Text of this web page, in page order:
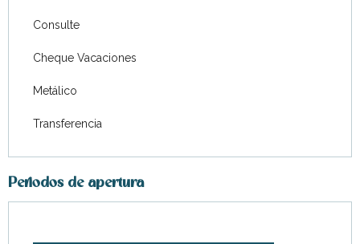
Consulte
Cheque Vacaciones
Metálico
Transferencia
Periodos de apertura